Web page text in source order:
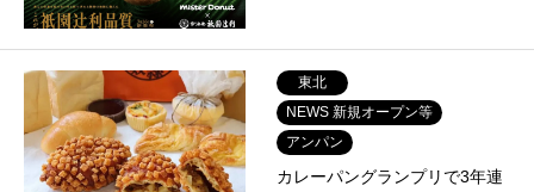
東北
NEWS 新規オープン等
アンパン
カレーパングランプリで3年連